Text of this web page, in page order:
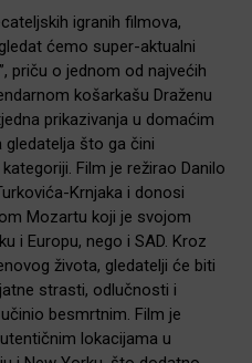
igranih filmova,
ćemo super-aktualni
priču o jednom od najvećih
košarkašu Draženu
prikazivanja u domaćim
gledatelja što ga čini
Film je režirao Danilo
Krnjaka i donosi
Mozartu koji je svojom
i Europu, nego i SAD. Kroz
života, gledatelji će biti
strasti, odlučnosti i
besmrtnim. Film je
lokacijama u